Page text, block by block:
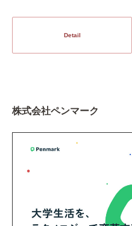
Detail
株式会社ペンマーク